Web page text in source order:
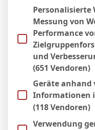
29 Nov. 2025
Heim
S
3:2
8 Nov. 2025
Heim
N
1:2
31 Okt. 2025
Auswärts
N
3:1
25 Okt. 2025 S
Personalisierte
Messung von
Performance
und
(651 Vendoren)
Geräte
Informationen
(118 Vendoren)
Verwendung